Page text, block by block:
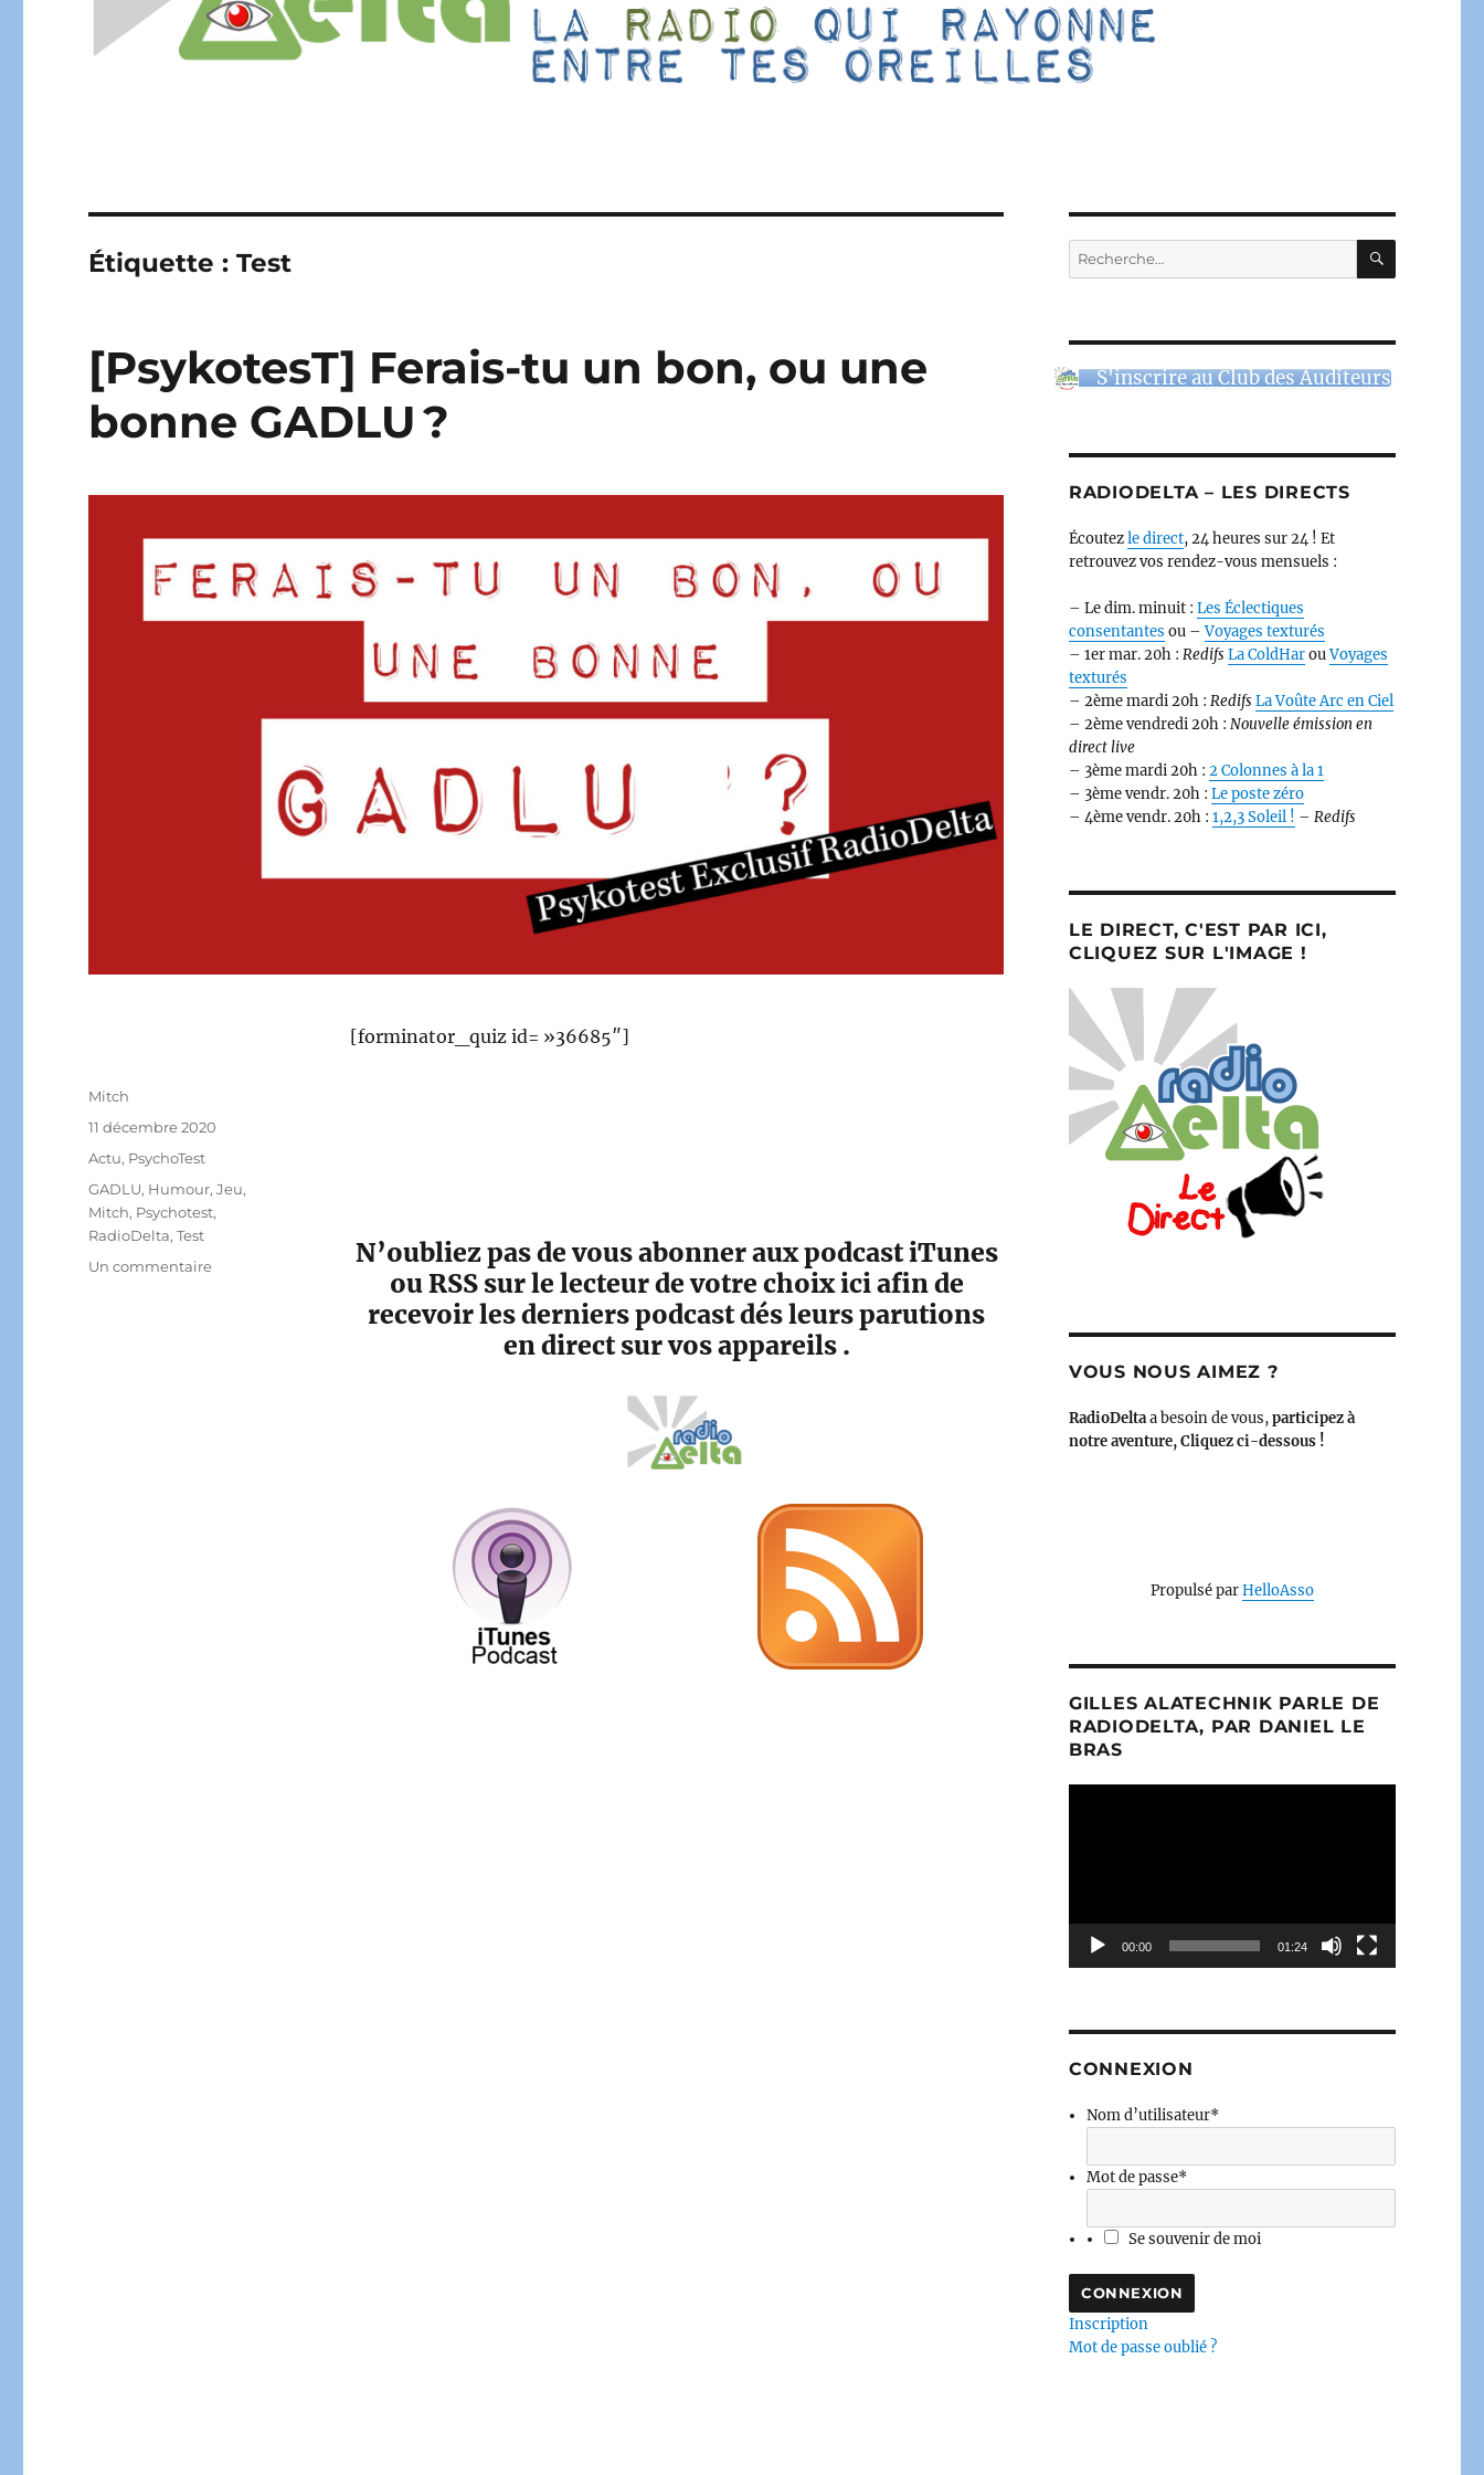
Étiquette :Test
[PsykotesT] Ferais-tu un bon, ou une
bonne GADLU ?
[forminator_quiz id= »36685″]
N’oubliez pas de vous abonner aux podcast iTunes
ou RSS sur le lecteur de votre choix ici afin de
recevoir les derniers podcast dés leurs parutions
en direct sur vos appareils .
Auteur
Mitch
Publié
11 décembre 2020
Catégories
Actu, PsychoTest
Étiquettes
GADLU, Humour,Jeu,
Mitch, Psychotest,
RadioDelta,Test
Un commentairesur
Recherche
pour :
S'inscrire au Club des Auditeurs
RADIODELTA – LES DIRECTS
Écoutezle direct, 24 heures sur 24 ! Et
retrouvez vos rendez-vous mensuels :
– Le dim. minuit : Les Éclectiques
consentantes ou –Voyages texturés
– 1er mar. 20h : Redifs La ColdHarouVoyages
texturés
– 2ème mardi 20h : Redifs La Voûte Arc en Ciel
– 2ème vendredi 20h : Nouvelle émission en
direct live
– 3ème mardi 20h : 2 Colonnes à la 1
– 3ème vendr. 20h : Le poste zéro
– 4ème vendr. 20h : 1,2,3 Soleil ! – Redifs
LE DIRECT, C'EST PAR ICI,
CLIQUEZ SUR L'IMAGE !
VOUS NOUS AIMEZ ?
RadioDeltaa besoin de vous,participez à
notre aventure, Cliquez ci-dessous !
Propulsé parHelloAsso
GILLES ALATECHNIK PARLE DE
RADIODELTA, PAR DANIEL LE
BRAS
00:00 01:24
CONNEXION
Nom d’utilisateur*
Mot de passe*
Se souvenir de moi
Inscription
Mot de passe oublié ?